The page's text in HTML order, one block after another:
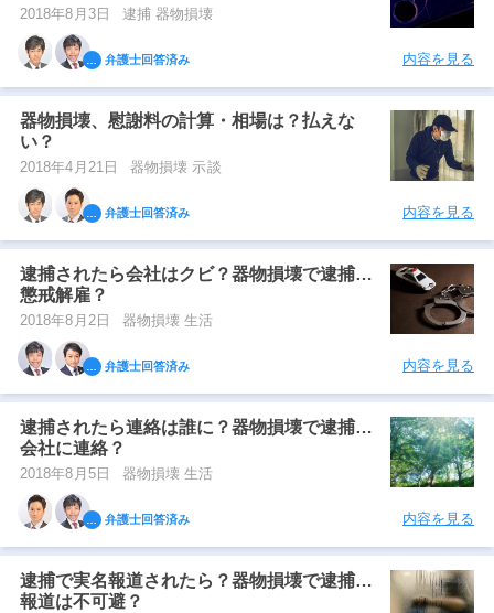
2018年8月3日 逮捕 器物損壊
弁護士回答済み 内容を見る
器物損壊、慰謝料の計算・相場は？払えな
い？
2018年4月21日 器物損壊 示談
弁護士回答済み 内容を見る
逮捕されたら会社はクビ？器物損壊で逮捕…
懲戒解雇？
2018年8月2日 器物損壊 生活
弁護士回答済み 内容を見る
逮捕されたら連絡は誰に？器物損壊で逮捕…
会社に連絡？
2018年8月5日 器物損壊 生活
弁護士回答済み 内容を見る
逮捕で実名報道されたら？器物損壊で逮捕…
報道は不可避？